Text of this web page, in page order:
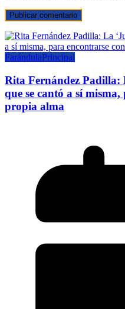
FarándulaPrincipal
Rita Fernández Padilla:
que se cantó a sí
propia alma